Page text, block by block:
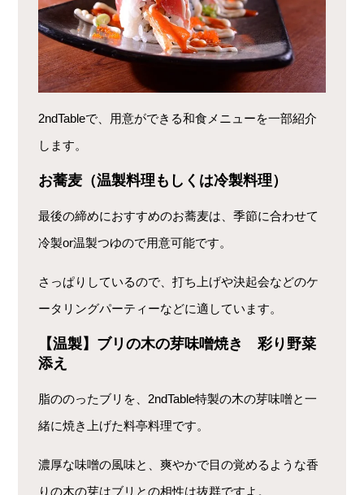
2ndTableで、用意ができる和食メニューを一部紹介
します。
お蕎麦（温製料理もしくは冷製料理）
最後の締めにおすすめのお蕎麦は、季節に合わせて
冷製or温製つゆので用意可能です。
さっぱりしているので、打ち上げや決起会などのケ
ータリングパーティーなどに適しています。
【温製】ブリの木の芽味噌焼き 彩り野菜
添え
脂ののったブリを、2ndTable特製の木の芽味噌と一
緒に焼き上げた料亭料理です。
濃厚な味噌の風味と、爽やかで目の覚めるような香
りの木の芽はブリとの相性は抜群ですよ。